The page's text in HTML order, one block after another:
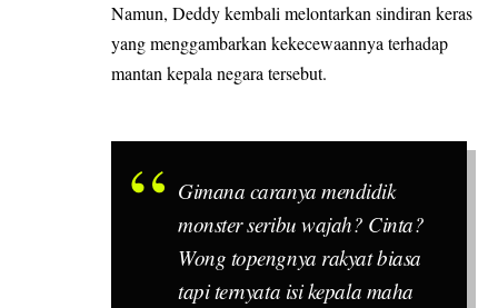
Namun, Deddy kembali melontarkan sindiran keras
yang menggambarkan kekecewaannya terhadap
mantan kepala negara tersebut.
Gimana caranya mendidik
monster seribu wajah? Cinta?
Wong topengnya rakyat biasa
tapi ternyata isi kepala maha